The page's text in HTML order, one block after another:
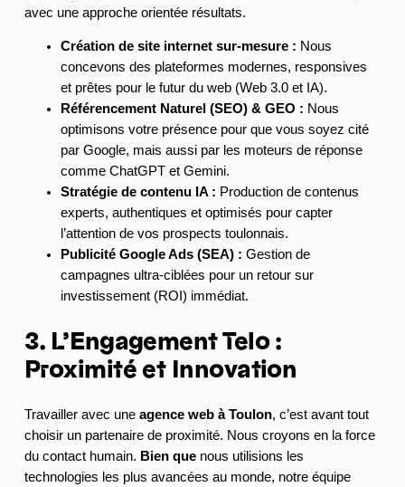
avec une approche orientée résultats.
Création de site internet sur-mesure : Nous
concevons des plateformes modernes, responsives
et prêtes pour le futur du web (Web 3.0 et IA).
Référencement Naturel (SEO) & GEO : Nous
optimisons votre présence pour que vous soyez cité
par Google, mais aussi par les moteurs de réponse
comme ChatGPT et Gemini.
Stratégie de contenu IA : Production de contenus
experts, authentiques et optimisés pour capter
l’attention de vos prospects toulonnais.
Publicité Google Ads (SEA) : Gestion de
campagnes ultra-ciblées pour un retour sur
investissement (ROI) immédiat.
3. L’Engagement Telo :
Proximité et Innovation
Travailler avec une agence web à Toulon, c’est avant tout
choisir un partenaire de proximité. Nous croyons en la force
du contact humain. Bien quenous utilisions les
technologies les plus avancées au monde, notre équipe